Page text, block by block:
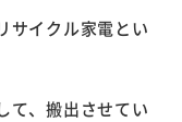
サイクル家電とい
て、搬出させてい